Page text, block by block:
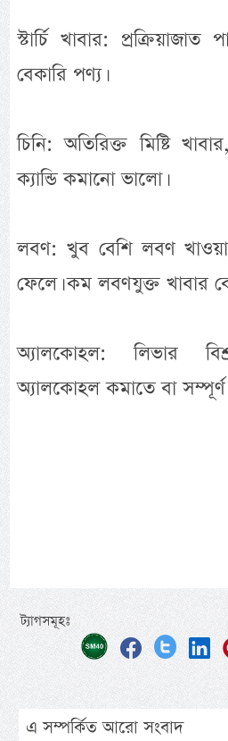
স্টার্চি খাবার:
বেকারি পণ্য।
চিনি: অতিরিক্ত মিষ্টি
ক্যান্ডি কমানো ভালো।
লবণ: খুব বেশি লবণ
ফেলে। কম লবণযুক্ত খাবার
অ্যালকোহল: লিভার
অ্যালকোহল কমাতে বা সম্পূর্ণ
ট্যাগসমূহঃ
এ সম্পর্কিত আরো সংবাদ